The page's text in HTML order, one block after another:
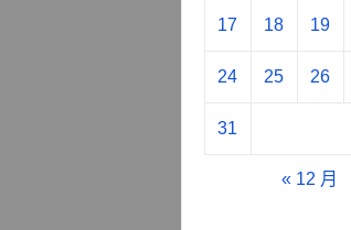
17 18 19
24 25 26
31
« 12 月